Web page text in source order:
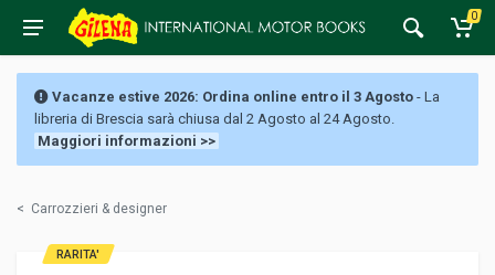
0
Vacanze estive 2026: Ordina online entro il 3 Agosto - La
libreria di Brescia sarà chiusa dal 2 Agosto al 24 Agosto.
Maggiori informazioni >>
< Carrozzieri & designer
RARITA'